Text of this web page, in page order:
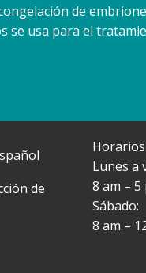
de
usa para el
de
Lunes a
8 am – 5
Sábado:
8 am –